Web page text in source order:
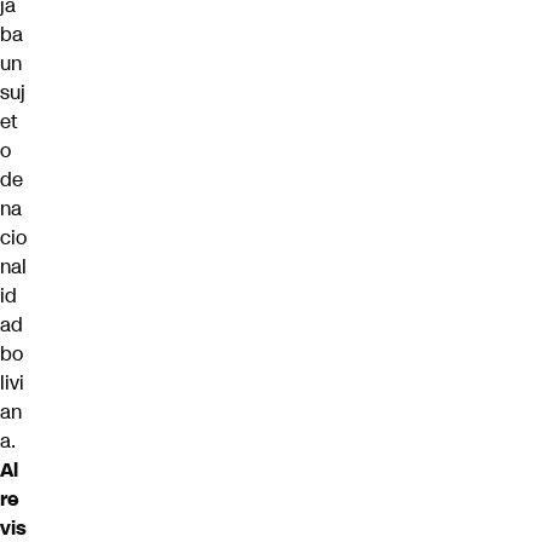
ba
un
suj
et
o
de
na
cio
nal
id
ad
bo
livi
an
a.
Al
re
vis